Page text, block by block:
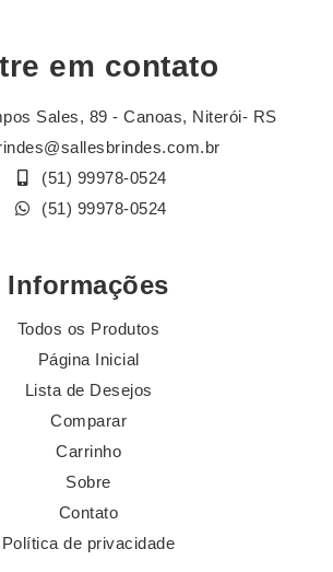
em contato
Sales, 89 - Canoas, Niterói- RS
(51) 99978-0524
(51) 99978-0524
Informações
Todos os Produtos
Página Inicial
Lista de Desejos
Comparar
Carrinho
Sobre
Contato
Política de privacidade